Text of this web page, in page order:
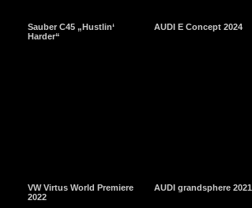
Sauber C45 „Hustlin‘
Harder“
AUDI E Concept 2024
VW Virtus World Premiere
2022
AUDI grandsphere 2021